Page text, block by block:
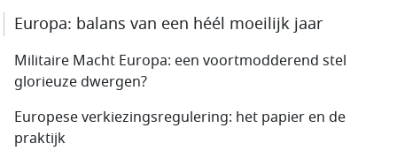
Europa: balans van een héél moeilijk jaar
Militaire Macht Europa: een voortmodderend stel
glorieuze dwergen?
Europese verkiezingsregulering: het papier en de
praktijk